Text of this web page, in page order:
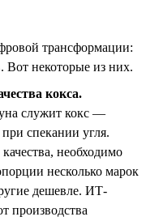
трансформации:
Вот некоторые из них.
кокса.
служит кокс —
спекании угля.
необходимо
несколько марок
дешевле. ИТ-
производства